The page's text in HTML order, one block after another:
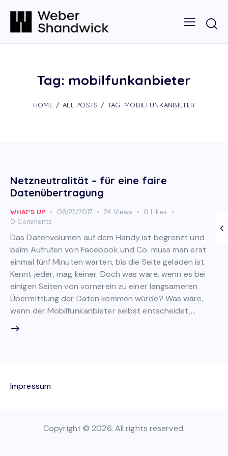
Tag: mobilfunkanbieter
HOME ALL POSTS TAG: MOBILFUNKANBIETER
Netzneutralität – für eine faire
Datenübertragung
WHAT'S UP 06/22/2017 2K Views 0 Likes
0 Comments
Das Datenvolumen auf dem Handy ist begrenzt und
beim Aufrufen von Facebook und Co. muss man erst
einmal fünf Minuten warten, bis die Seite geladen ist.
Kennt jeder, mag keiner. Doch was wäre, wenn es bei
einigen Seiten von vornerein zu einer langsameren
Übermittlung der Daten kommen würde? Was wäre,
wenn der Mobilfunkanbieter selbst entscheidet,…
Impressum
Copyright © 2026. All rights reserved.